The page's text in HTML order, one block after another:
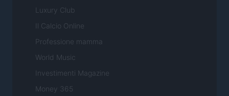
Luxury Club
Il Calcio Online
Professione mamma
World Music
Investimenti Magazine
Money 365